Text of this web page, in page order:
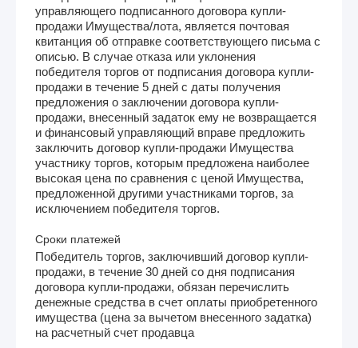
управляющего подписанного договора купли-
продажи Имущества/лота, является почтовая
квитанция об отправке соответствующего письма с
описью. В случае отказа или уклонения
победителя торгов от подписания договора купли-
продажи в течение 5 дней с даты получения
предложения о заключении договора купли-
продажи, внесенный задаток ему не возвращается
и финансовый управляющий вправе предложить
заключить договор купли-продажи Имущества
участнику торгов, которым предложена наиболее
высокая цена по сравнения с ценой Имущества,
предложенной другими участниками торгов, за
исключением победителя торгов.
Сроки платежей
Победитель торгов, заключивший договор купли-
продажи, в течение 30 дней со дня подписания
договора купли-продажи, обязан перечислить
денежные средства в счет оплаты приобретенного
имущества (цена за вычетом внесенного задатка)
на расчетный счет продавца